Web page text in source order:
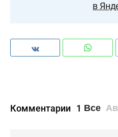
в
Комментарии 1 Все